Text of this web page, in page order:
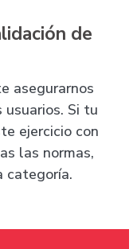
de
asegurarnos
Si tu
ejercicio con
las normas,
categoría.